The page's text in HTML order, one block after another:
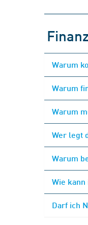
Warum
Warum
Warum
Wer legt
Warum
Wie
Darf ich